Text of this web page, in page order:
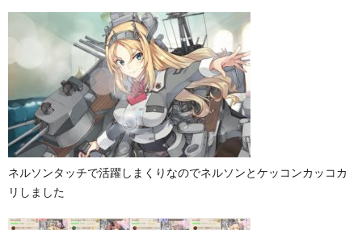
ネルソンタッチで活躍しまくりなのでネルソンとケッコンカッコカ
リしました